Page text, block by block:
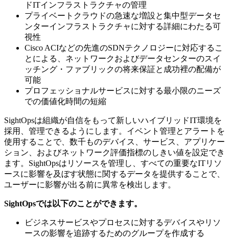
ドITインフラストラクチャの管理
プライベートクラウドの急速な増設と集中型データセ
ンターインフラストラクチャに対する詳細にわたる可
視性
Cisco ACIなどの先進のSDNテクノロジーに対応するこ
とによる、ネットワークおよびデータセンターのスイ
ッチング・ファブリックの将来保証と成功裡の配備が
可能
プロフェッショナルサービスに対する最小限のニーズ
での価値化時間の短縮
SightOpsは組織が自信をもって新しいハイブリッドIT環境を
採用、管理できるようにします。イベント管理とアラートを
使用することで、数千ものデバイス、サービス、アプリケー
ション、およびネットワーク評価指標のしきい値を設定でき
ます。SightOpsはリソースを管理し、すべての重要なITリソ
ースに影響を及ぼす状態に関するデータを提供することで、
ユーザーに影響が出る前に異常を検出します。
SightOpsでは以下のことができます。
ビジネスサービスやプロセスに対するデバイスやリソ
ースの影響を追跡するためのグループを作成する